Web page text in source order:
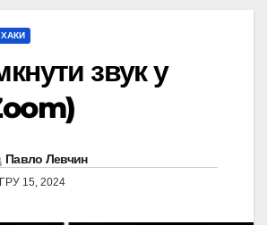
звук у
Павло Левчин
ГРУ 15, 2024